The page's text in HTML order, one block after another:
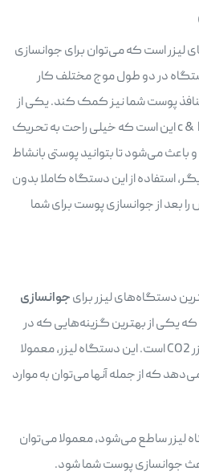
لیزر است که می‌توان برای جوانسازی
در دو طول موج مختلف کار
پوست شما نیز کمک کند. یکی از
ویژگی‌های مهم دستگاه لیزر c & b این است که خیلی راحت به تحریک
می‌شود تا بتوانید پوستی بانشاط
استفاده از این دستگاه کاملا بدون
بعد از جوانسازی پوست برای شما
دستگاه‌های لیزر برایجوانسازی
که یکی از بهترین گزینه‌هایی که در
این زمینه وجود دارد دستگاه لیزر CO2 است. این دستگاه لیزر، معمولا
که از جمله آنها می‌توان به موارد
لیزر ساطع می‌شود، معمولا می‌توان
جوانسازی پوست شما شود.